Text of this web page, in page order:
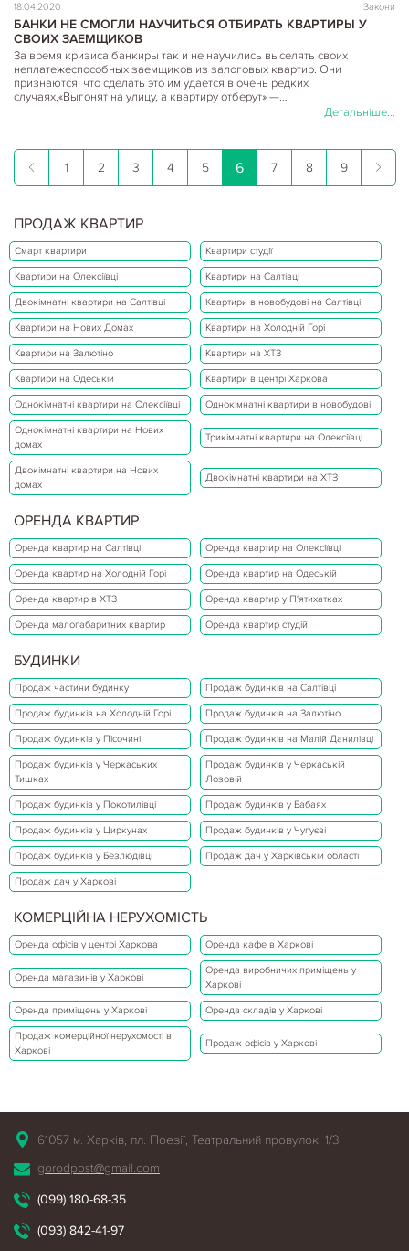
18.04.2020 Закони
БАНКИ НЕ СМОГЛИ НАУЧИТЬСЯ ОТБИРАТЬ КВАРТИРЫ У
СВОИХ ЗАЕМЩИКОВ
За время кризиса банкиры так и не научились выселять своих
неплатежеспособных заемщиков из залоговых квартир. Они
признаются, что сделать это им удается в очень редких
случаях.«Выгонят на улицу, а квартиру отберут» —…
Детальніше...
1 2 3 4 5 6 7 8 9
ПРОДАЖ КВАРТИР
Смарт квартири Квартири студії
Квартири на Олексіївці Квартири на Салтівці
Двокімнатні квартири на Салтівці Квартири в новобудові на Салтівці
Квартири на Нових Домах Квартири на Холодній Горі
Квартири на Залютіно Квартири на ХТЗ
Квартири на Одеській Квартири в центрі Харкова
Однокімнатні квартири на Олексіївці Однокімнатні квартири в новобудові
Однокімнатні квартири на Нових
домах
Трикімнатні квартири на Олексіївці
Двокімнатні квартири на Нових
домах
Двокімнатні квартири на ХТЗ
ОРЕНДА КВАРТИР
Оренда квартир на Салтівці Оренда квартир на Олексіївці
Оренда квартир на Холодній Горі Оренда квартир на Одеській
Оренда квартир в ХТЗ Оренда квартир у П'ятихатках
Оренда малогабаритних квартир Оренда квартир студій
БУДИНКИ
Продаж частини будинку Продаж будинків на Салтівці
Продаж будинків на Холодній Горі Продаж будинків на Залютіно
Продаж будинків у Пісочині Продаж будинків на Малій Данилівці
Продаж будинків у Черкаських
Тишках
Продаж будинків у Черкаській
Лозовій
Продаж будинків у Покотилівці Продаж будинків у Бабаях
Продаж будинків у Циркунах Продаж будинків у Чугуєві
Продаж будинків у Безлюдівці Продаж дач у Харківській області
Продаж дач у Харкові
КОМЕРЦІЙНА НЕРУХОМІСТЬ
Оренда офісів у центрі Харкова Оренда кафе в Харкові
Оренда магазинів у Харкові
Оренда виробничих приміщень у
Харкові
Оренда приміщень у Харкові Оренда складів у Харкові
Продаж комерційної нерухомості в
Харкові
Продаж офісів у Харкові
61057 м. Харків, пл. Поезії, Театральний провулок, 1/3
gorodpost@gmail.com
(099) 180-68-35
(093) 842-41-97